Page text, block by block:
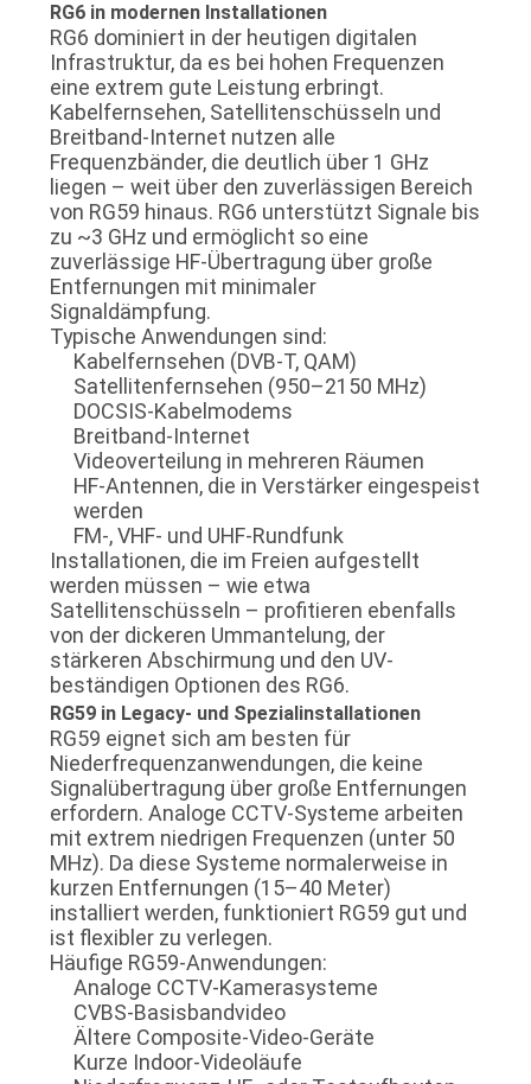
RG6 in modernen Installationen
RG6 dominiert in der heutigen digitalen
Infrastruktur, da es bei hohen Frequenzen
eine extrem gute Leistung erbringt.
Kabelfernsehen, Satellitenschüsseln und
Breitband-Internet nutzen alle
Frequenzbänder, die deutlich über 1 GHz
liegen – weit über den zuverlässigen Bereich
von RG59 hinaus. RG6 unterstützt Signale bis
zu ~3 GHz und ermöglicht so eine
zuverlässige HF-Übertragung über große
Entfernungen mit minimaler
Signaldämpfung.
Typische Anwendungen sind:
Kabelfernsehen (DVB-T, QAM)
Satellitenfernsehen (950–2150 MHz)
DOCSIS-Kabelmodems
Breitband-Internet
Videoverteilung in mehreren Räumen
HF-Antennen, die in Verstärker eingespeist
werden
FM-, VHF- und UHF-Rundfunk
Installationen, die im Freien aufgestellt
werden müssen – wie etwa
Satellitenschüsseln – profitieren ebenfalls
von der dickeren Ummantelung, der
stärkeren Abschirmung und den UV-
beständigen Optionen des RG6.
RG59 in Legacy- und Spezialinstallationen
RG59 eignet sich am besten für
Niederfrequenzanwendungen, die keine
Signalübertragung über große Entfernungen
erfordern. Analoge CCTV-Systeme arbeiten
mit extrem niedrigen Frequenzen (unter 50
MHz). Da diese Systeme normalerweise in
kurzen Entfernungen (15–40 Meter)
installiert werden, funktioniert RG59 gut und
ist flexibler zu verlegen.
Häufige RG59-Anwendungen:
Analoge CCTV-Kamerasysteme
CVBS-Basisbandvideo
Ältere Composite-Video-Geräte
Kurze Indoor-Videoläufe